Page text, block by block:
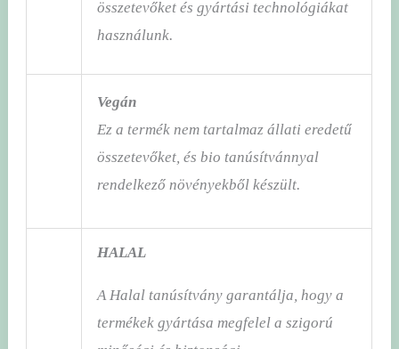
összetevőket és gyártási technológiákat
használunk.
Vegán
Ez a termék nem tartalmaz állati eredetű
összetevőket, és bio tanúsítvánnyal
rendelkező növényekből készült.
HALAL
A Halal tanúsítvány garantálja, hogy a
termékek gyártása megfelel a szigorú